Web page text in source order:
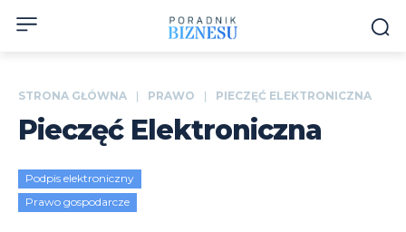
STRONA GŁÓWNA PRAWO PIECZĘĆ ELEKTRONICZNA
Pieczęć Elektroniczna
Podpis elektroniczny
Prawo gospodarcze